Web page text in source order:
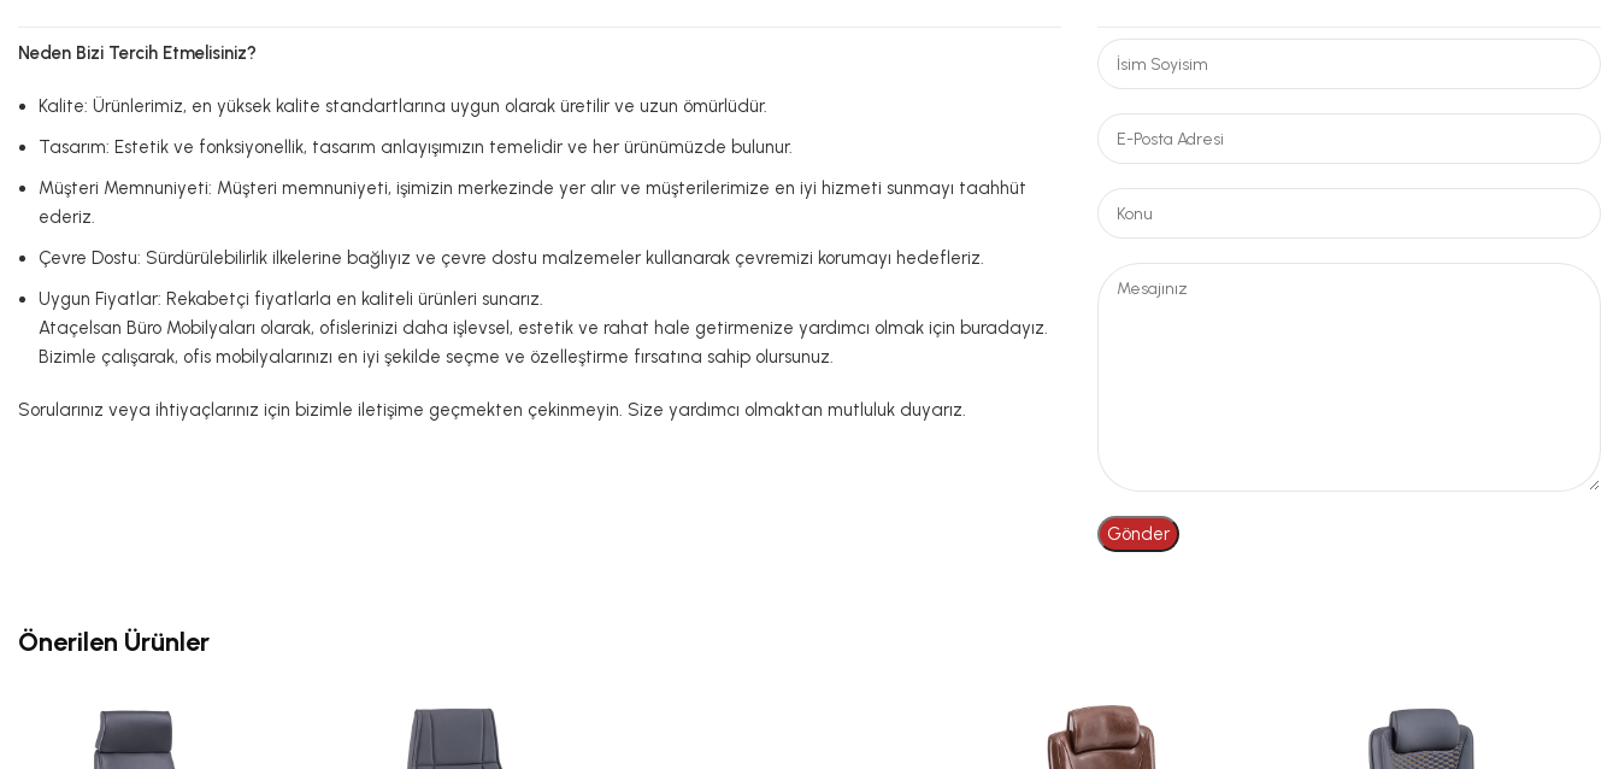
Neden Bizi Tercih Etmelisiniz?
Kalite: Ürünlerimiz, en yüksek kalite standartlarına uygun olarak üretilir ve uzun ömürlüdür.
Tasarım: Estetik ve fonksiyonellik, tasarım anlayışımızın temelidir ve her ürünümüzde bulunur.
Müşteri Memnuniyeti: Müşteri memnuniyeti, işimizin merkezinde yer alır ve müşterilerimize en iyi hizmeti sunmayı taahhüt
ederiz.
Çevre Dostu: Sürdürülebilirlik ilkelerine bağlıyız ve çevre dostu malzemeler kullanarak çevremizi korumayı hedefleriz.
Uygun Fiyatlar: Rekabetçi fiyatlarla en kaliteli ürünleri sunarız.
Ataçelsan Büro Mobilyaları olarak, ofislerinizi daha işlevsel, estetik ve rahat hale getirmenize yardımcı olmak için buradayız.
Bizimle çalışarak, ofis mobilyalarınızı en iyi şekilde seçme ve özelleştirme fırsatına sahip olursunuz.
Sorularınız veya ihtiyaçlarınız için bizimle iletişime geçmekten çekinmeyin. Size yardımcı olmaktan mutluluk duyarız.
Önerilen Ürünler